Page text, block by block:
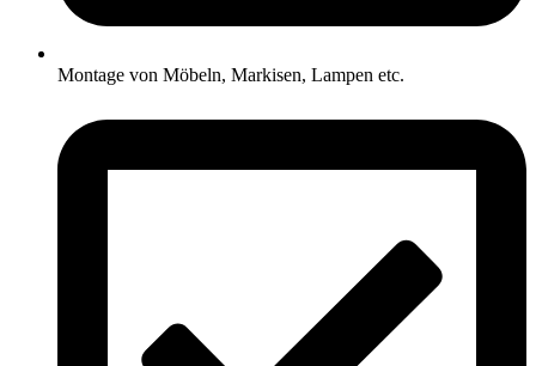
Montage von Möbeln, Markisen, Lampen etc.